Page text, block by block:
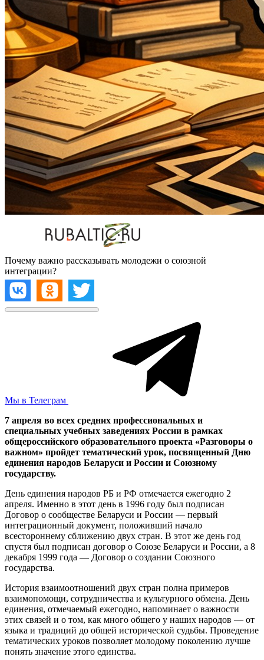
Почему важно рассказывать молодежи о союзной
интеграции?
Мы в Телеграм
7 апреля во всех средних профессиональных и
специальных учебных заведениях России в рамках
общероссийского образовательного проекта «Разговоры о
важном» пройдет тематический урок, посвященный Дню
единения народов Беларуси и России и Союзному
государству.
День единения народов РБ и РФ отмечается ежегодно 2
апреля. Именно в этот день в 1996 году был подписан
Договор о сообществе Беларуси и России — первый
интеграционный документ, положивший начало
всестороннему сближению двух стран. В этот же день год
спустя был подписан договор о Союзе Беларуси и России, а 8
декабря 1999 года — Договор о создании Союзного
государства.
История взаимоотношений двух стран полна примеров
взаимопомощи, сотрудничества и культурного обмена. День
единения, отмечаемый ежегодно, напоминает о важности
этих связей и о том, как много общего у наших народов — от
языка и традиций до общей исторической судьбы. Проведение
тематических уроков позволяет молодому поколению лучше
понять значение этого единства.